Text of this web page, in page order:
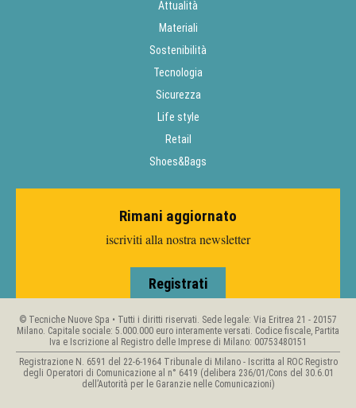
Attualità
Materiali
Sostenibilità
Tecnologia
Sicurezza
Life style
Retail
Shoes&Bags
Rimani aggiornato
iscriviti alla nostra newsletter
Registrati
© Tecniche Nuove Spa • Tutti i diritti riservati. Sede legale: Via Eritrea 21 - 20157
Milano. Capitale sociale: 5.000.000 euro interamente versati. Codice fiscale, Partita
Iva e Iscrizione al Registro delle Imprese di Milano: 00753480151
Registrazione N. 6591 del 22-6-1964 Tribunale di Milano - Iscritta al ROC Registro
degli Operatori di Comunicazione al n° 6419 (delibera 236/01/Cons del 30.6.01
dell’Autorità per le Garanzie nelle Comunicazioni)